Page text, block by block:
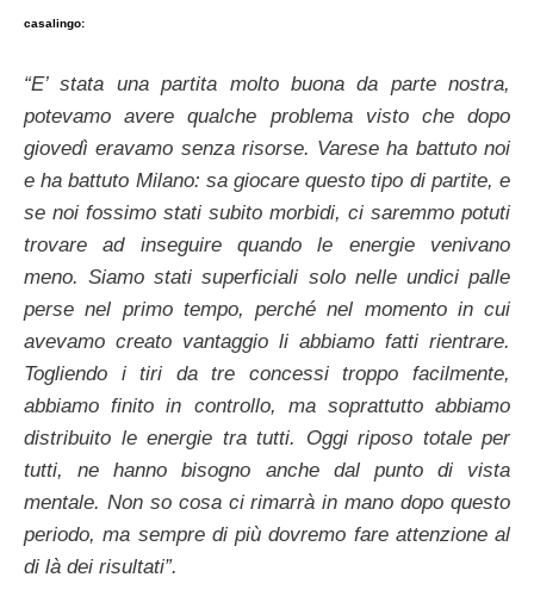
casalingo:
“E’ stata una partita molto buona da parte nostra,
potevamo avere qualche problema visto che dopo
giovedì eravamo senza risorse. Varese ha battuto noi
e ha battuto Milano: sa giocare questo tipo di partite, e
se noi fossimo stati subito morbidi, ci saremmo potuti
trovare ad inseguire quando le energie venivano
meno. Siamo stati superficiali solo nelle undici palle
perse nel primo tempo, perché nel momento in cui
avevamo creato vantaggio li abbiamo fatti rientrare.
Togliendo i tiri da tre concessi troppo facilmente,
abbiamo finito in controllo, ma soprattutto abbiamo
distribuito le energie tra tutti. Oggi riposo totale per
tutti, ne hanno bisogno anche dal punto di vista
mentale. Non so cosa ci rimarrà in mano dopo questo
periodo, ma sempre di più dovremo fare attenzione al
di là dei risultati”.